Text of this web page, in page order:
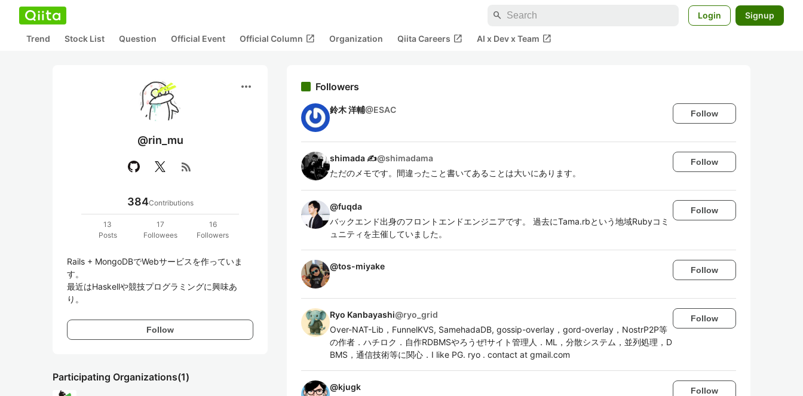
search Login Signup
Trend Stock List Question Official Event Official Column open_in_new Organization Qiita Careers open_in_new AI x Dev x Team open_in_new
more_horiz
@rin_mu
rss_feed
384Contributions
13
Posts
17
Followees
16
Followers
Rails + MongoDBでWebサービスを作っていま
す。
最近はHaskellや競技プログラミングに興味あ
り。
Follow
Participating Organizations(1)
Followers
鈴木 洋輔@ESAC Follow
shimada ✍@shimadama
ただのメモです。間違ったこと書いてあることは大いにあります。
Follow
@fuqda
バックエンド出身のフロントエンドエンジニアです。 過去にTama.rbという地域Rubyコミ
ュニティを主催していました。
Follow
@tos-miyake Follow
Ryo Kanbayashi@ryo_grid
Over-NAT-Lib，FunnelKVS, SamehadaDB, gossip-overlay，gord-overlay，NostrP2P等
の作者．ハチロク．自作RDBMSやろうぜ!サイト管理人．ML，分散システム，並列処理，D
BMS，通信技術等に関心．I like PG. ryo . contact at gmail.com
Follow
@kjugk Follow